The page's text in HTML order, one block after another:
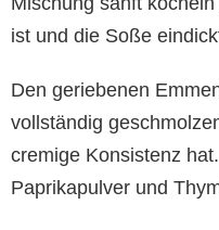
ist und die Soße
Den geriebenen
vollständig
cremige Konsistenz
Paprikapulver und